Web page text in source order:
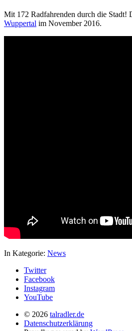
Mit 172 Radfahrenden durch die Stadt!
Wuppertal im November 2016.
In Kategorie: News
Twitter
Facebook
Instagram
YouTube
© 2026 talradler.de
Datenschutzerklärung